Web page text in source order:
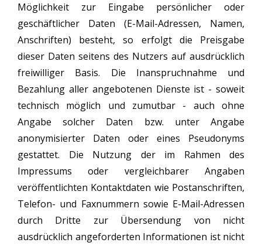
Möglichkeit zur Eingabe persönlicher oder
geschäftlicher Daten (E-Mail-Adressen, Namen,
Anschriften) besteht, so erfolgt die Preisgabe
dieser Daten seitens des Nutzers auf ausdrücklich
freiwilliger Basis. Die Inanspruchnahme und
Bezahlung aller angebotenen Dienste ist - soweit
technisch möglich und zumutbar - auch ohne
Angabe solcher Daten bzw. unter Angabe
anonymisierter Daten oder eines Pseudonyms
gestattet. Die Nutzung der im Rahmen des
Impressums oder vergleichbarer Angaben
veröffentlichten Kontaktdaten wie Postanschriften,
Telefon- und Faxnummern sowie E-Mail-Adressen
durch Dritte zur Übersendung von nicht
ausdrücklich angeforderten Informationen ist nicht